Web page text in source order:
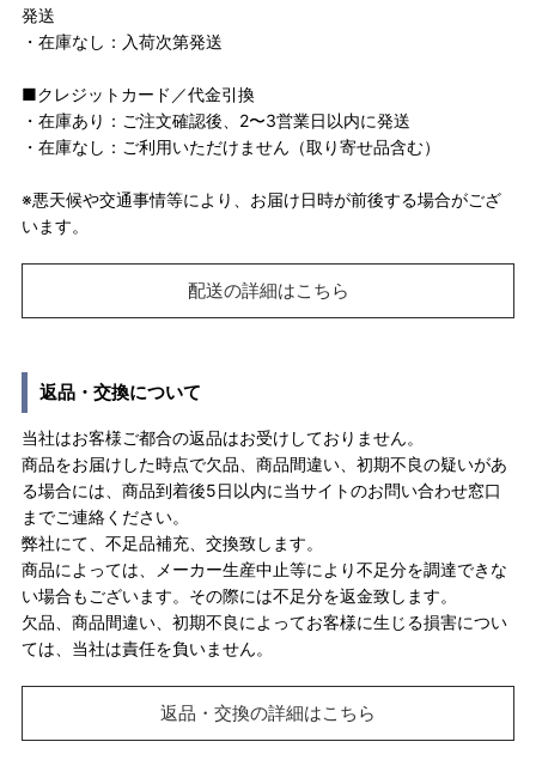
発送
・在庫なし：入荷次第発送
■クレジットカード／代金引換
・在庫あり：ご注文確認後、2〜3営業日以内に発送
・在庫なし：ご利用いただけません（取り寄せ品含む）
※悪天候や交通事情等により、お届け日時が前後する場合がござ
います。
配送の詳細はこちら
返品・交換について
当社はお客様ご都合の返品はお受けしておりません。
商品をお届けした時点で欠品、商品間違い、初期不良の疑いがあ
る場合には、商品到着後5日以内に当サイトのお問い合わせ窓口
までご連絡ください。
弊社にて、不足品補充、交換致します。
商品によっては、メーカー生産中止等により不足分を調達できな
い場合もございます。その際には不足分を返金致します。
欠品、商品間違い、初期不良によってお客様に生じる損害につい
ては、当社は責任を負いません。
返品・交換の詳細はこちら